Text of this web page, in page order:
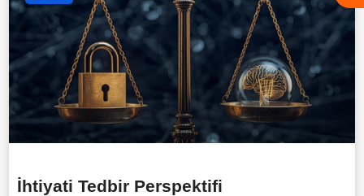
İhtiyati Tedbir Perspektifi